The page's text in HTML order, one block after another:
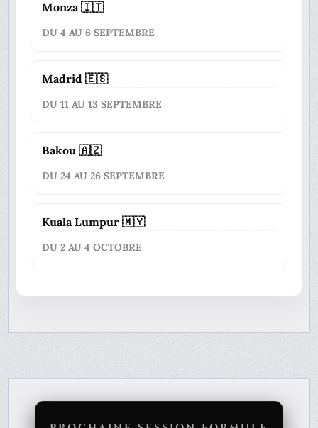
Monza 🇮🇹
DU 4 AU 6 SEPTEMBRE
Madrid 🇪🇸
DU 11 AU 13 SEPTEMBRE
Bakou 🇦🇿
DU 24 AU 26 SEPTEMBRE
Kuala Lumpur 🇲🇾
DU 2 AU 4 OCTOBRE